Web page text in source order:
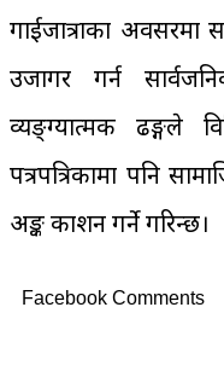
गाईजात्राका अवसरमा
उजागर गर्न
व्यङ्ग्यात्मक ढङ्गले
पत्रपत्रिकामा पनि
अङ्क प्रकाशन गर्ने गरिन्छ।
Facebook Comments